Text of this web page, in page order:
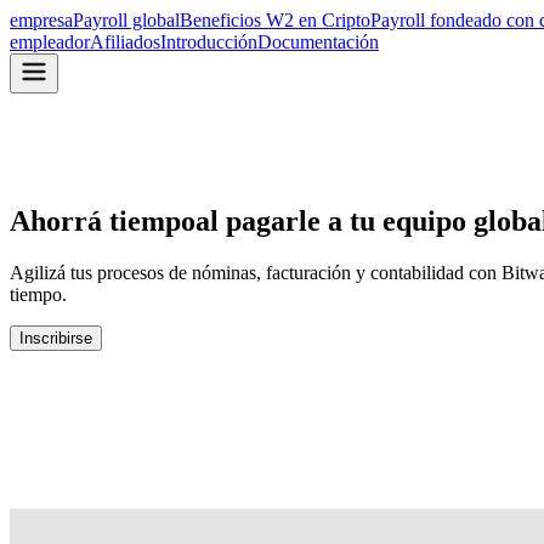
empresaPayroll globalBeneficios W2 en CriptoPayroll fondeado con
empleadorAfiliadosIntroducciónDocumentación
Ahorrá tiempoal pagarle a tu equipo
Agilizá tus procesos de nóminas, facturación y contabilidad con
tiempo.
Inscribirse